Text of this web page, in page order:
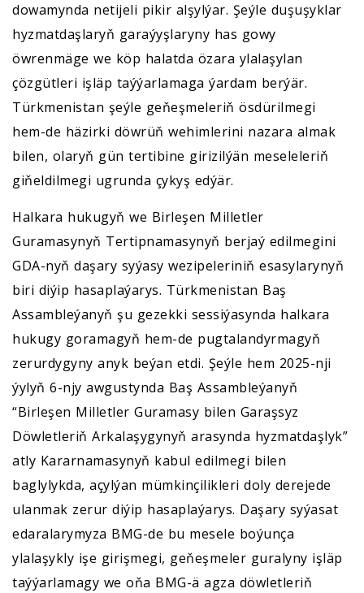
dowamynda netijeli pikir alşylýar. Şeýle duşuşyklar
hyzmatdaşlaryň garaýyşlaryny has gowy
öwrenmäge we köp halatda özara ylalaşylan
çözgütleri işläp taýýarlamaga ýardam berýär.
Türkmenistan şeýle geňeşmeleriň ösdürilmegi
hem-de häzirki döwrüň wehimlerini nazara almak
bilen, olaryň gün tertibine girizilýän meseleleriň
giňeldilmegi ugrunda çykyş edýär.
Halkara hukugyň we Birleşen Milletler
Guramasynyň Tertipnamasynyň berjaý edilmegini
GDA-nyň daşary syýasy wezipeleriniň esasylarynyň
biri diýip hasaplaýarys. Türkmenistan Baş
Assambleýanyň şu gezekki sessiýasynda halkara
hukugy goramagyň hem-de pugtalandyrmagyň
zerurdygyny anyk beýan etdi. Şeýle hem 2025-nji
ýylyň 6-njy awgustynda Baş Assambleýanyň
“Birleşen Milletler Guramasy bilen Garaşsyz
Döwletleriň Arkalaşygynyň arasynda hyzmatdaşlyk”
atly Kararnamasynyň kabul edilmegi bilen
baglylykda, açylýan mümkinçilikleri doly derejede
ulanmak zerur diýip hasaplaýarys. Daşary syýasat
edaralarymyza BMG-de bu mesele boýunça
ylalaşykly işe girişmegi, geňeşmeler guralyny işläp
taýýarlamagy we oňa BMG-ä agza döwletleriň